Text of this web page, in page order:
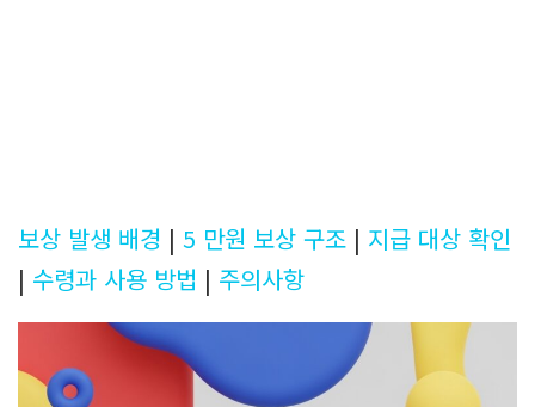
보상 발생 배경 | 5 만원 보상 구조 | 지급 대상 확인
| 수령과 사용 방법 | 주의사항